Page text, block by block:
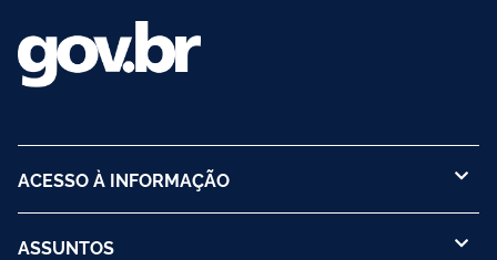
ACESSO À INFORMAÇÃO
ASSUNTOS